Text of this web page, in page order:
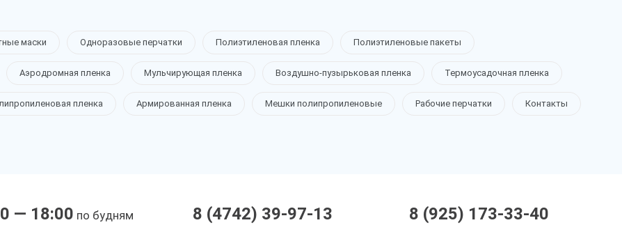
маски Одноразовые перчатки Полиэтиленовая пленка Полиэтиленовые пакеты
Аэродромная пленка Мульчирующая пленка Воздушно-пузырьковая пленка Термоусадочная пленка
пленка Армированная пленка Мешки полипропиленовые Рабочие перчатки Контакты
— 18:00 по будням
8 (4742) 39-97-13 8 (925) 173-33-40